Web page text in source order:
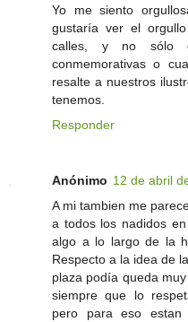
Yo me siento
gustaría ver el
calles, y no sólo
conmemorativas o
resalte a nuestros
tenemos.
Responder
Anónimo 12 de abril
A mi tambien me
a todos los nadidos
algo a lo largo de la
Respecto a la idea de
plaza podía queda
siempre que lo
pero para eso estan